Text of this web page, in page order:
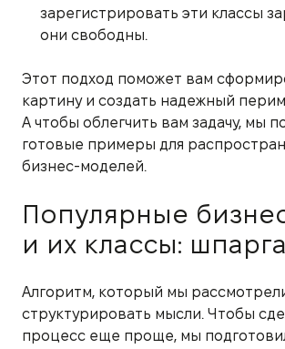
зарегистрировать эти классы
они свободны.
Этот подход поможет вам
картину и создать надежный
А чтобы облегчить вам задачу, мы
готовые примеры для
бизнес-моделей.
Популярные
и их классы:
Алгоритм, который мы
структурировать мысли. Чтобы
процесс еще проще, мы